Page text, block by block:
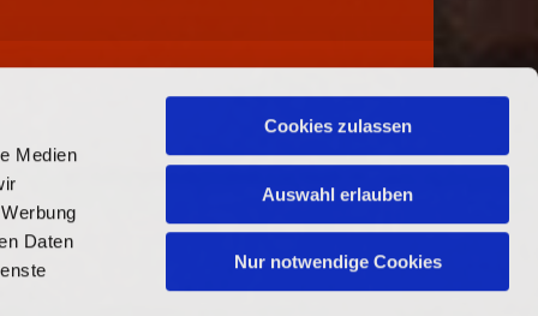
Medien
Daten
Cookies zulassen
Auswahl erlauben
Nur notwendige Cookies